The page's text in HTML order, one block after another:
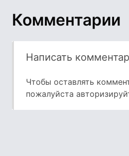
Комментарии
Написать
Чтобы оставлять
пожалуйста